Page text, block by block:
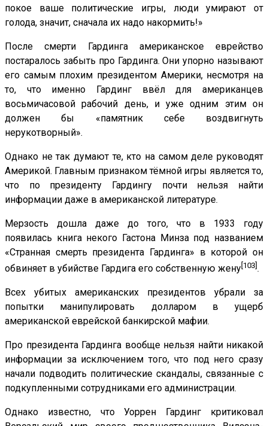
покое ваше политические игры, люди умирают от
голода, значит, сначала их надо накормить!»
После смерти Гардинга американское еврейство
постаралось забыть про Гардинга. Они упорно называют
его самым плохим президентом Америки, несмотря на
то, что именно Гардинг ввёл для американцев
восьмичасовой рабочий день, и уже одним этим он
должен бы «памятник себе воздвигнуть
нерукотворный».
Однако не так думают те, кто на самом деле руководят
Америкой. Главным признаком тёмной игры является то,
что по президенту Гардингу почти нельзя найти
информации даже в американской литературе.
Мерзость дошла даже до того, что в 1933 году
появилась книга некого Гастона Минза под названием
«Странная смерть президента Гардинга» в которой он
обвиняет в убийстве Гардига его собственную жену[103].
Всех убитых американских президентов убрали за
попытки манипулировать долларом в ущерб
американской еврейской банкирской мафии.
Про президента Гардинга вообще нельзя найти никакой
информации за исключением того, что под него сразу
начали подводить политические скандалы, связанные с
подкупленными сотрудниками его администрации.
Однако известно, что Уоррен Гардинг критиковал